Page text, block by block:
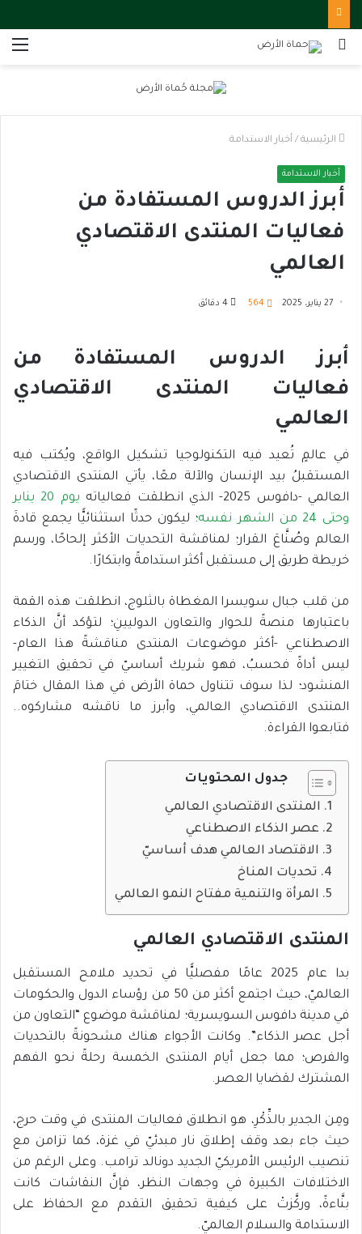
بحث
الرئيسية / أخبار الاستدامة
أخبار الاستدامة
أبرز الدروس المستفادة من
فعاليات المنتدى الاقتصادي
العالمي
27 يناير، 2025 564
أبرز الدروس المستفادة من
فعاليات المنتدى الاقتصادي
العالمي
في عالمٍ تُعيد فيه التكنولوجيا تشكيل الواقع، ويُكتب فيه
المستقبلُ بيد الإنسان والآلة معًا، يأتي المنتدى الاقتصادي
العالمي -دافوس 2025- الذي انطلقت فعالياته
يوم 20 يناير
وحتى 24 من الشهر نفسه
؛ ليكون حدثًا استثنائيًّا يجمع قادةَ
العالم وصُنَّاعَ القرار؛ لمناقشة التحديات الأكثر إلحاحًا، ورسم
خريطة طريق إلى مستقبل أكثر استدامةً وابتكارًا.
من قلب جبال سويسرا المغطاة بالثلوج، انطلقت هذه القمة
باعتبارها منصةً للحوار والتعاون الدوليينِ؛ لتؤكد أنَّ الذكاء
الاصطناعي -أكثر موضوعات المنتدى مناقشةً هذا العام-
ليس أداةً فحسبُ، فهو شريك أساسيّ في تحقيق التغيير
المنشود؛ لذا سوف تتناول حماة الأرض في هذا المقال ختامَ
المنتدى الاقتصادي العالمي، وأبرز ما ناقشه مشاركوه..
فتابعوا القراءة.
جدول المحتويات
المنتدى الاقتصادي العالمي
عصر الذكاء الاصطناعي
الاقتصاد العالمي هدف أساسيّ
تحديات المناخ
المرأة والتنمية مفتاح النمو العالمي
المنتدى الاقتصادي العالمي
بدا عام 2025 عامًا مفصليًّا في تحديد ملامح المستقبل
العالميّ، حيث اجتمع أكثر من 50 من رؤساء الدول والحكومات
في مدينة دافوس السويسرية؛ لمناقشة موضوع “التعاون من
أجل عصر الذكاء”. وكانت الأجواء هناك مشحونةً بالتحديات
والفرص؛ مما جعل أيام المنتدى الخمسة رحلةً نحو الفهم
المشترك لقضايا العصر.
ومِن الجدير بالذِّكْرِ، هو انطلاق فعاليات المنتدى في وقت حرج،
حيث جاء بعد وقف إطلاق نار مبدئيّ في غزة، كما تزامن مع
تنصيب الرئيس الأمريكيّ الجديد دونالد ترامب. وعلى الرغم من
الاختلافات الكبيرة في وجهات النظر، فإنَّ النقاشات كانت
بنَّاءةً، وركَّزتْ على كيفية تحقيق التقدم مع الحفاظ على
الاستدامة والسلام العالميّ.